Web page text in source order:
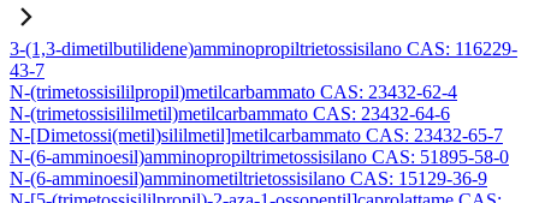
3-(1,3-dimetilbutilidene)amminopropiltrietossisilano CAS: 116229-
43-7
N-(trimetossisililpropil)metilcarbammato CAS: 23432-62-4
N-(trimetossisililmetil)metilcarbammato CAS: 23432-64-6
N-[Dimetossi(metil)sililmetil]metilcarbammato CAS: 23432-65-7
N-(6-amminoesil)amminopropiltrimetossisilano CAS: 51895-58-0
N-(6-amminoesil)amminometiltrietossisilano CAS: 15129-36-9